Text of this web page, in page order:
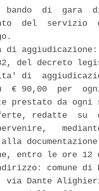
bando  di  gara
del  servizio
di
del decreto
di
€ 90,00  per
prestato da ogni
redatte  su
alla
entro le ore 12
comune
via Dante